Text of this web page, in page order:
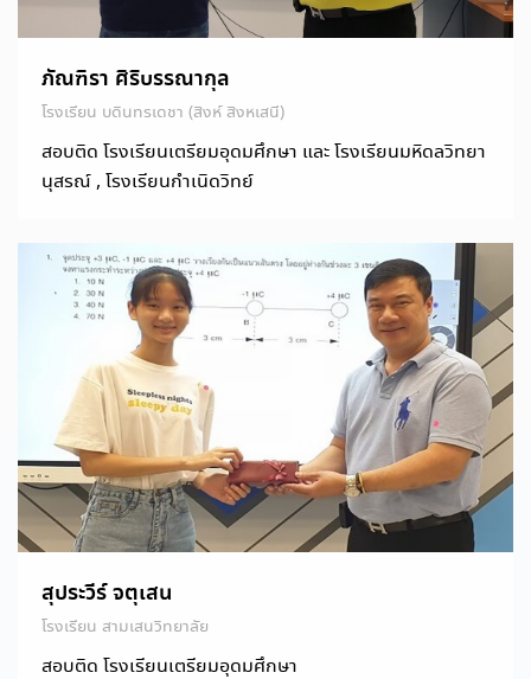
ภัณฑิรา ศิริบรรณากุล
โรงเรียน บดินทรเดชา (สิงห์ สิงหเสนี)
สอบติด โรงเรียนเตรียมอุดมศึกษา และ โรงเรียนมหิดลวิทยา
นุสรณ์ , โรงเรียนกำเนิดวิทย์
สุประวีร์ จตุเสน
โรงเรียน สามเสนวิทยาลัย
สอบติด โรงเรียนเตรียมอุดมศึกษา